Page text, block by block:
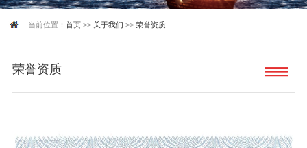
当前位置：首页 >> 关于我们 >>荣誉资质
荣誉资质